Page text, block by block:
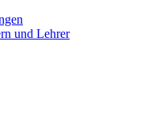
und Lehrer